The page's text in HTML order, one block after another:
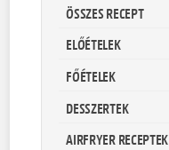
ÖSSZES RECEPT
ELŐÉTELEK
FŐÉTELEK
DESSZERTEK
AIRFRYER RECEPTEK